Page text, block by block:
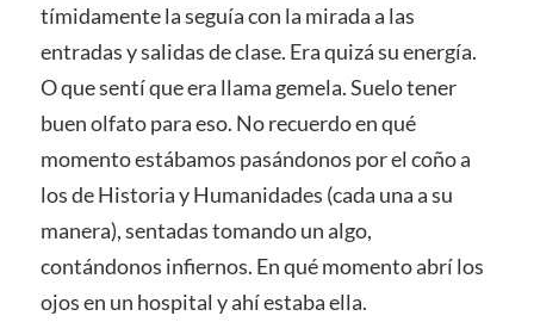
tímidamente la seguía con la mirada a las
entradas y salidas de clase. Era quizá su energía.
O que sentí que era llama gemela. Suelo tener
buen olfato para eso. No recuerdo en qué
momento estábamos pasándonos por el coño a
los de Historia y Humanidades (cada una a su
manera), sentadas tomando un algo,
contándonos infiernos. En qué momento abrí los
ojos en un hospital y ahí estaba ella.